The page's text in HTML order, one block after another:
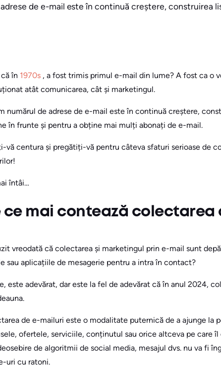
de e-mail este în continuă creștere, construirea
în 1970s , a fost trimis primul e-mail din lume? A fost ca o
atât comunicarea, cât și marketingul.
numărul de adrese de e-mail este în continuă creștere,
în frunte și pentru a obține mai mulți abonați de e-mail.
vă centura și pregătiți-vă pentru câteva sfaturi serioase de
întâi…
ce mai contează colectarea
vreodată că colectarea și marketingul prin e-mail sunt
sau aplicațiile de mesagerie pentru a intra în contact?
este adevărat, dar este la fel de adevărat că în anul 2024,
de e-mailuri este o modalitate puternică de a ajunge la
ofertele, serviciile, conținutul sau orice altceva pe care
de algoritmii de social media, mesajul dvs. nu va fi
uri cu ratoni.